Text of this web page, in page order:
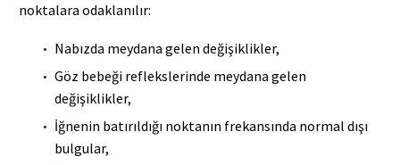
noktalara odaklanılır:
Nabızda meydana gelen değişiklikler,
Göz bebeği reflekslerinde meydana gelen
değişiklikler,
İğnenin batırıldığı noktanın frekansında normal dışı
bulgular,